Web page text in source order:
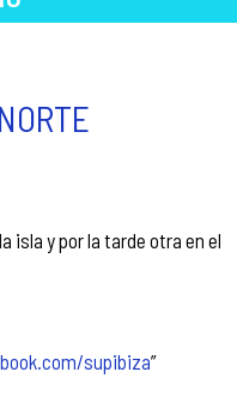
isla y por la tarde otra en el
supibiza”